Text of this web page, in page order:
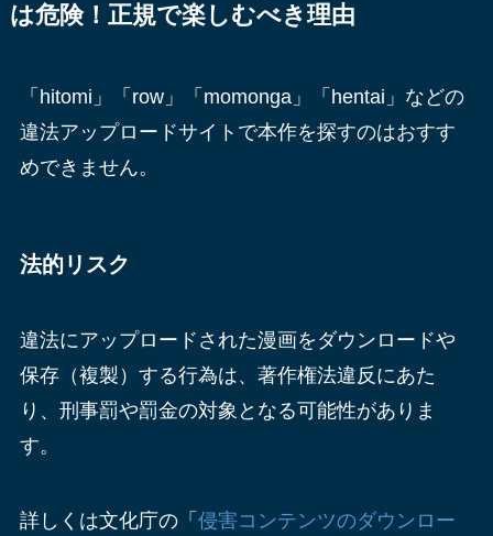
は危険！正規で楽しむべき理由
「hitomi」「row」「momonga」「hentai」などの
違法アップロードサイトで本作を探すのはおすす
めできません。
法的リスク
違法にアップロードされた漫画をダウンロードや
保存（複製）する行為は、著作権法違反にあた
り、刑事罰や罰金の対象となる可能性がありま
す。
詳しくは文化庁の「 侵害コンテンツのダウンロー